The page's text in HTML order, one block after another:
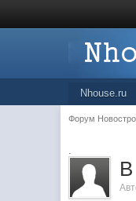
Nhouse.ru
Форум
.